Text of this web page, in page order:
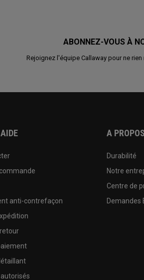
ABONNEZ-VOUS À
Rejoignez l'équipe Callaway pour ne
anti-contrefaçon
A PROPOS
Durabilité
Notre
Centre de
Demandes